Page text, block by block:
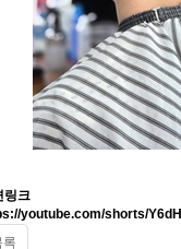
링크
youtube.com/shorts/
록